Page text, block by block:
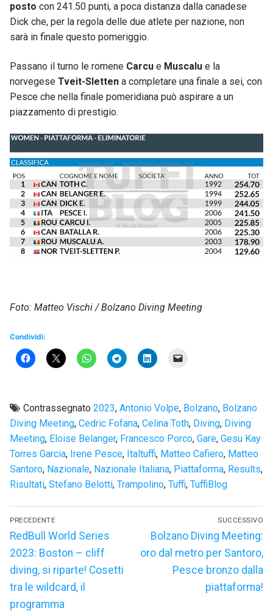
posto con 241.50 punti, a poca distanza dalla canadese
Dick che, per la regola delle due atlete per nazione, non
sarà in finale questo pomeriggio.
Passano il turno le romene Carcu e Muscalu e la
norvegese Tveit-Sletten a completare una finale a sei, con
Pesce che nella finale pomeridiana può aspirare a un
piazzamento di prestigio.
Foto: Matteo Vischi / Bolzano Diving Meeting
Condividi:
Contrassegnato 2023, Antonio Volpe, Bolzano, Bolzano
Diving Meeting, Cedric Fofana, Celina Toth, Diving, Diving
Meeting, Eloise Belanger, Francesco Porco, Gare, Gesu Kay
Torres Garcia, Irene Pesce, Italtuffi, Matteo Cafiero, Matteo
Santoro, Nazionale, Nazionale Italiana, Piattaforma, Results,
Risultati, Stefano Belotti, Trampolino, Tuffi, TuffiBlog
Navigazione
articoli
PRECEDENTE
Articolo
precedente:
RedBull World Series
2023: Boston – cliff
diving, si riparte! Cosetti
tra le wildcard, il
programma
SUCCESSIVO
Articolo
successivo:
Bolzano Diving Meeting:
oro dal metro per Santoro,
Pesce bronzo dalla
piattaforma!